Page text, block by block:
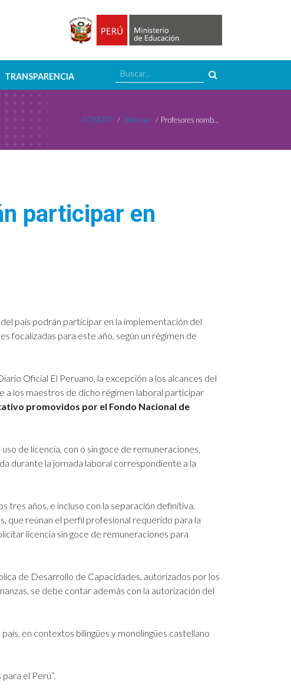
TRANSPARENCIA
FONDEP / Noticias / Profesores nombrados con licencia podrán participar en Escuelas Marca Perú
participar en
país podrán participar en la implementación del
focalizadas para este año, según un régimen de
Oficial El Peruano, la excepción a los alcances del
los maestros de dicho régimen laboral participar
promovidos por el Fondo Nacional de
de licencia, con o sin goce de remuneraciones,
durante la jornada laboral correspondiente a la
tres años, e incluso con la separación definitiva.
que reúnan el perfil profesional requerido para la
licencia sin goce de remuneraciones para
de Desarrollo de Capacidades, autorizados por los
se debe contar además con la autorización del
en contextos bilingües y monolingües castellano
el Perú”.